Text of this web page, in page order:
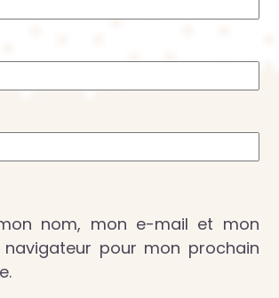
nom, mon e-mail et mon
pour mon prochain